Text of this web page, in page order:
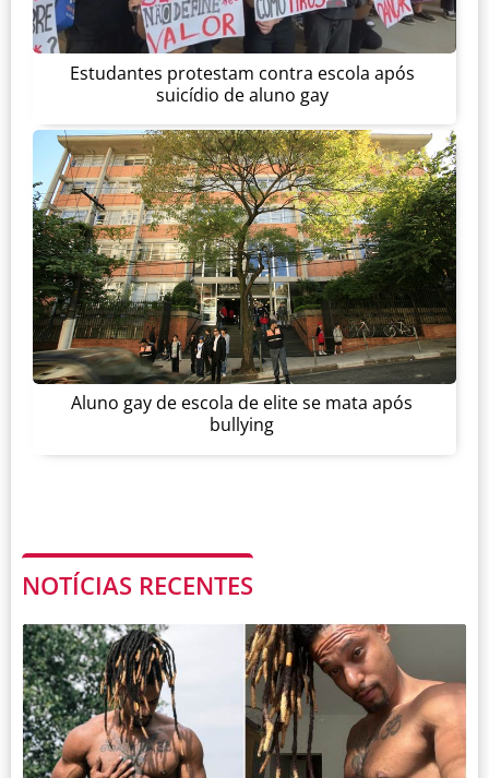
Estudantes protestam contra escola após
suicídio de aluno gay
Aluno gay de escola de elite se mata após
bullying
NOTÍCIAS RECENTES